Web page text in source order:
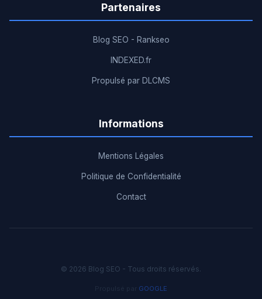
Partenaires
Blog SEO - Rankseo
INDEXED.fr
Propulsé par DLCMS
Informations
Mentions Légales
Politique de Confidentialité
Contact
© 2026 Blog SEO - Tous droits réservés.
GOOGLE